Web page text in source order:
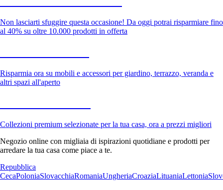
Non lasciarti sfuggire questa occasione! Da oggi potrai risparmiare fino
al 40% su oltre 10.000 prodotti in offerta
Risparmia ora su mobili e accessori per giardino, terrazzo, veranda e
altri spazi all'aperto
Collezioni premium selezionate per la tua casa, ora a prezzi migliori
Negozio online con migliaia di ispirazioni quotidiane e prodotti per
arredare la tua casa come piace a te.
Repubblica
CecaPoloniaSlovacchiaRomaniaUngheriaCroaziaLituaniaLettonia